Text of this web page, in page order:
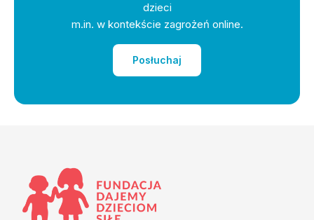
dzieci
m.in. w kontekście zagrożeń online.
Posłuchaj